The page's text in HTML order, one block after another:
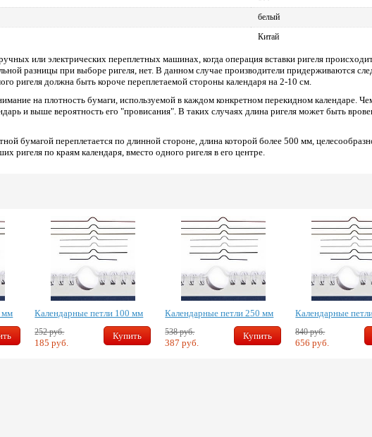
белый
Китай
или электрических переплетных машинах, когда операция вставки ригеля
разницы при выборе ригеля, нет. В данном случае производители придерживаются
ригеля должна быть короче переплетаемой стороны календаря на 2-10 см.
на плотность бумаги, используемой в каждом конкретном перекидном календаре.
и выше вероятность его "провисания". В таких случаях длина ригеля может быть
бумагой переплетается по длинной стороне, длина которой более 500 мм,
ригеля по краям календаря, вместо одного ригеля в его центре.
мм Календарные петли 100 мм
252 руб.
185 руб.
Купить
Календарные петли 250 мм
538 руб.
387 руб.
Купить
Календарные
840 руб.
656 руб.